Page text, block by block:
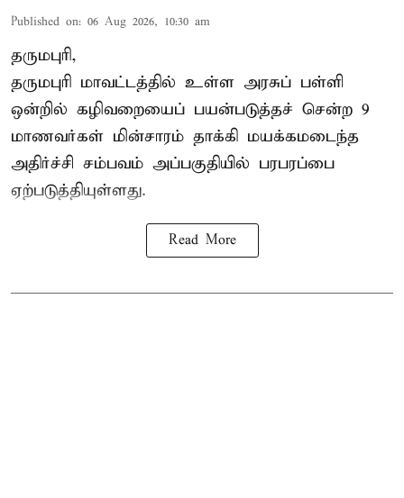
Published on: 06 Aug 2026, 10:30 am
தருமபுரி,
தருமபுரி மாவட்டத்தில் உள்ள அரசுப் பள்ளி
ஒன்றில் கழிவறையைப் பயன்படுத்தச் சென்ற 9
மாணவர்கள் மின்சாரம் தாக்கி மயக்கமடைந்த
அதிர்ச்சி சம்பவம் அப்பகுதியில் பரபரப்பை
ஏற்படுத்தியுள்ளது.
Read More